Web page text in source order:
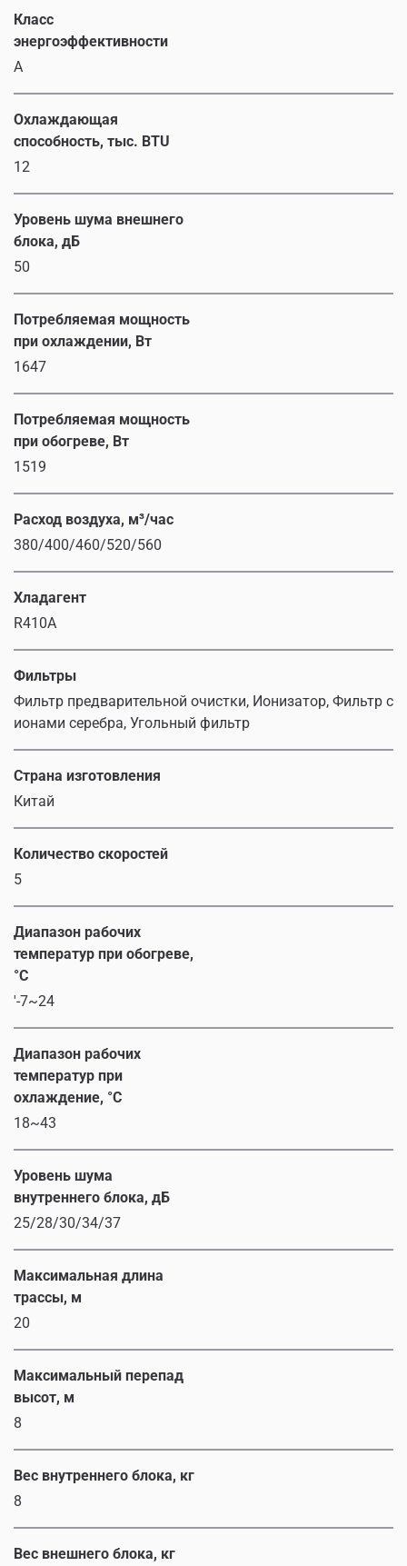
Класс
энергоэффективности
A
Охлаждающая
способность, тыс. BTU
12
Уровень шума внешнего
блока, дБ
50
Потребляемая мощность
при охлаждении, Вт
1647
Потребляемая мощность
при обогреве, Вт
1519
Расход воздуха, м³/час
380/400/460/520/560
Хладагент
R410A
Фильтры
Фильтр предварительной очистки, Ионизатор, Фильтр с
ионами серебра, Угольный фильтр
Страна изготовления
Китай
Количество скоростей
5
Диапазон рабочих
температур при обогреве,
°C
'-7~24
Диапазон рабочих
температур при
охлаждение, °C
18~43
Уровень шума
внутреннего блока, дБ
25/28/30/34/37
Максимальная длина
трассы, м
20
Максимальный перепад
высот, м
8
Вес внутреннего блока, кг
8
Вес внешнего блока, кг